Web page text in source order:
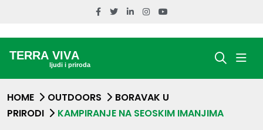
HOME OUTDOORS
BORAVAK U
PRIRODI
KAMPIRANJE NA SEOSKIM IMANJIMA